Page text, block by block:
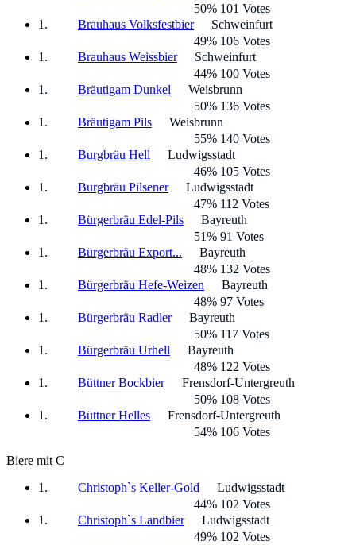
50% 101 Votes
Brauhaus Volksfestbier
Schweinfurt
49% 106 Votes
Brauhaus Weissbier
Schweinfurt
44% 100 Votes
Bräutigam Dunkel
Weisbrunn
50% 136 Votes
Bräutigam Pils
Weisbrunn
55% 140 Votes
Burgbräu Hell
Ludwigsstadt
46% 105 Votes
Burgbräu Pilsener
Ludwigsstadt
47% 112 Votes
Bürgerbräu Edel-Pils
Bayreuth
51% 91 Votes
Bürgerbräu Export...
Bayreuth
48% 132 Votes
Bürgerbräu Hefe-Weizen
Bayreuth
48% 97 Votes
Bürgerbräu Radler
Bayreuth
50% 117 Votes
Bürgerbräu Urhell
Bayreuth
48% 122 Votes
Büttner Bockbier
Frensdorf-Untergreuth
50% 108 Votes
Büttner Helles
Frensdorf-Untergreuth
54% 106 Votes
Biere mit C
Christoph`s Keller-Gold
Ludwigsstadt
44% 102 Votes
Christoph`s Landbier
Ludwigsstadt
49% 102 Votes